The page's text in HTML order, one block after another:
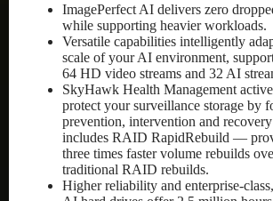
ImagePerfect AI delivers zero
while supporting heavier workloads.
Versatile capabilities intelligently
scale of your AI environment,
64 HD video streams and 32 AI
SkyHawk Health Management
protect your surveillance storage by
prevention, intervention and
includes RAID RapidRebuild —
three times faster volume rebuilds
traditional RAID rebuilds.
Higher reliability and enterprise-